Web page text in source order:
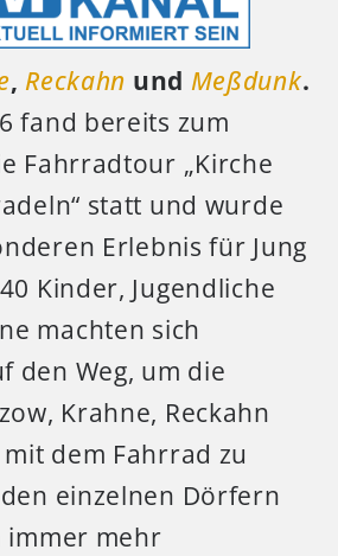
, Reckahn und Meßdunk.
fand bereits zum
Fahrradtour „Kirche
statt und wurde
Erlebnis für Jung
Kinder, Jugendliche
machten sich
den Weg, um die
Krahne, Reckahn
dem Fahrrad zu
einzelnen Dörfern
immer mehr